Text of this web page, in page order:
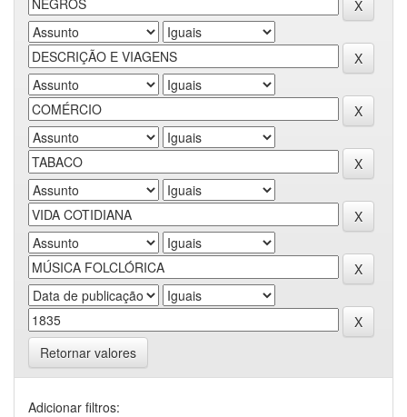
Retornar valores
Adicionar filtros: